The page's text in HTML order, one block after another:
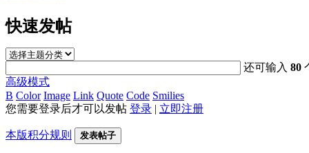
快速发帖
还可输入80
高级模式
B Color Image Link Quote Code Smilies
您需要登录后才可以发帖 登录 | 立即注册
本版积分规则 发表帖子